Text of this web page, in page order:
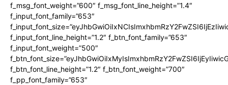
f_msg_font_weight=”600″ f_msg_font_line_height=”1.4″
f_input_font_family=”653″
f_input_font_line_height=”1.2″ f_btn_font_family=”653″
f_input_font_weight=”500″
f_btn_font_line_height=”1.2″ f_btn_font_weight=”700″
f_pp_font_family=”653″